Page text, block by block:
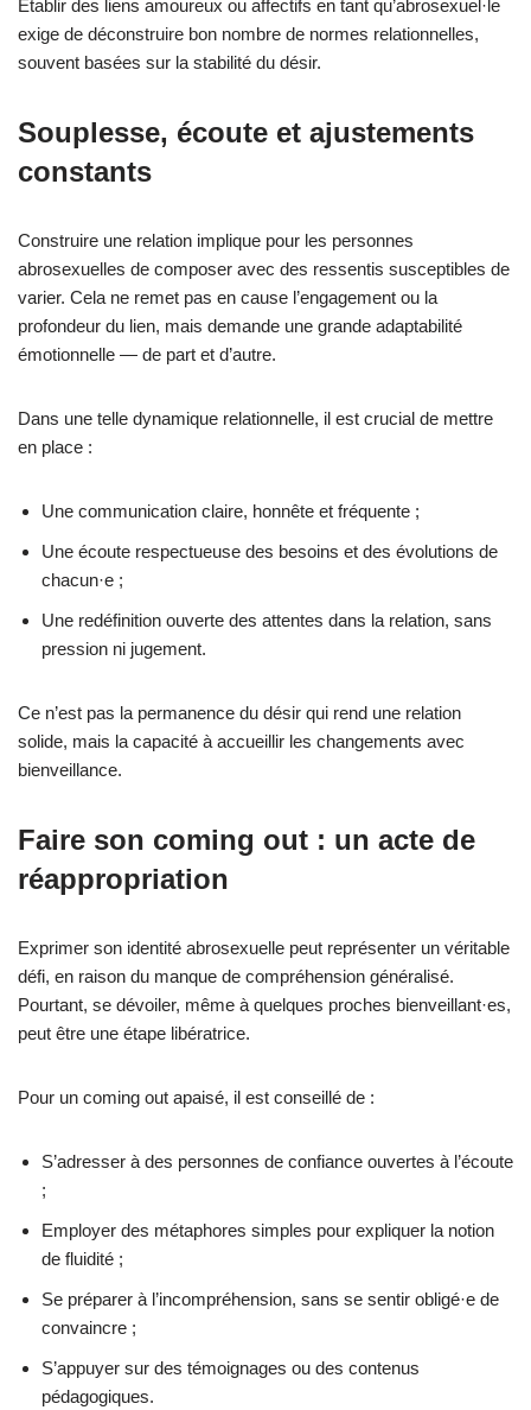
Établir des liens amoureux ou affectifs en tant qu’abrosexuel·le
exige de déconstruire bon nombre de normes relationnelles,
souvent basées sur la stabilité du désir.
Souplesse, écoute et ajustements
constants
Construire une relation implique pour les personnes
abrosexuelles de composer avec des ressentis susceptibles de
varier. Cela ne remet pas en cause l’engagement ou la
profondeur du lien, mais demande une grande adaptabilité
émotionnelle — de part et d’autre.
Dans une telle dynamique relationnelle, il est crucial de mettre
en place :
Une communication claire, honnête et fréquente ;
Une écoute respectueuse des besoins et des évolutions de
chacun·e ;
Une redéfinition ouverte des attentes dans la relation, sans
pression ni jugement.
Ce n’est pas la permanence du désir qui rend une relation
solide, mais la capacité à accueillir les changements avec
bienveillance.
Faire son coming out : un acte de
réappropriation
Exprimer son identité abrosexuelle peut représenter un véritable
défi, en raison du manque de compréhension généralisé.
Pourtant, se dévoiler, même à quelques proches bienveillant·es,
peut être une étape libératrice.
Pour un coming out apaisé, il est conseillé de :
S’adresser à des personnes de confiance ouvertes à l’écoute
;
Employer des métaphores simples pour expliquer la notion
de fluidité ;
Se préparer à l’incompréhension, sans se sentir obligé·e de
convaincre ;
S’appuyer sur des témoignages ou des contenus
pédagogiques.